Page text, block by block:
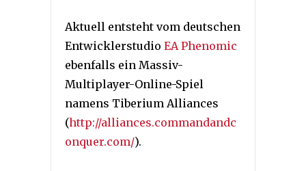
Aktuell entsteht vom deutschen
Entwicklerstudio EA Phenomic
ebenfalls ein Massiv-
Multiplayer-Online-Spiel
namens Tiberium Alliances
(http://alliances.commandandc
onquer.com/).